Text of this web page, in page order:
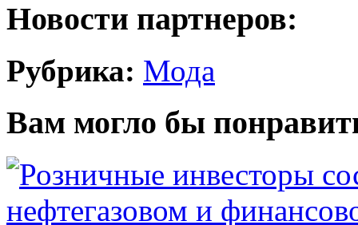
Новости партнеров:
Рубрика: Мода
Вам могло бы